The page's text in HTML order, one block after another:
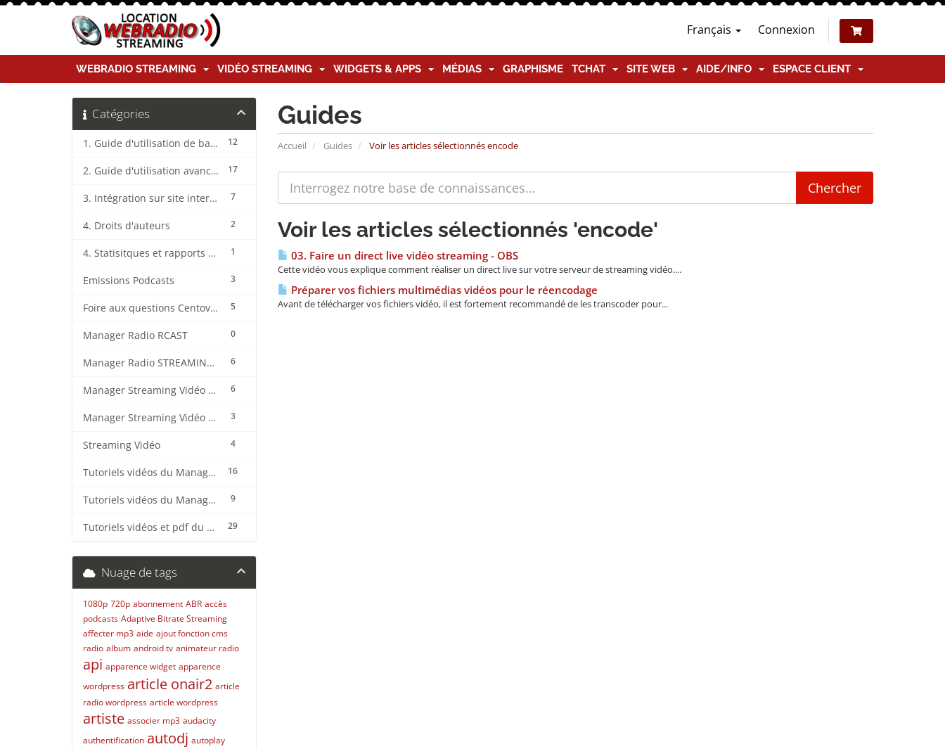
Français Connexion
WEBRADIO STREAMING VIDÉO STREAMING WIDGETS & APPS MÉDIAS GRAPHISME TCHAT SITE WEB AIDE/INFO ESPACE CLIENT
Guides
Accueil Guides Voir les articles sélectionnés encode
Catégories
12
1. Guide d'utilisation de base CentovaCast
17
2. Guide d'utilisation avancée CentovaCast
7
3. Intégration sur site internet CentovaCast
2
4. Droits d'auteurs
1
4. Statisitques et rapports CentovaCast
3
Emissions Podcasts
5
Foire aux questions CentovaCast
0
Manager Radio RCAST
6
Manager Radio STREAMING CENTER
6
Manager Streaming Vidéo TVMCP
3
Manager Streaming Vidéo VDO
4
Streaming Vidéo
16
Tutoriels vidéos du Manager Radio CentovaCast
9
Tutoriels vidéos du Manager Radio STREAMING CENTER
29
Tutoriels vidéos et pdf du CMS Radio Wordpress + OnAir2/Pro.Radio
Voir les articles sélectionnés 'encode'
03. Faire un direct live vidéo streaming - OBS
Cette vidéo vous explique comment réaliser un direct live sur votre serveur de streaming vidéo....
Préparer vos fichiers multimédias vidéos pour le réencodage
Avant de télécharger vos fichiers vidéo, il est fortement recommandé de les transcoder pour...
Nuage de tags
1080p 720p abonnement ABR accès
podcasts Adaptive Bitrate Streaming
affecter mp3 aide ajout fonction cms
radio album android tv animateur radio
api apparence widget apparence
wordpress article onair2 article
radio wordpress article wordpress
artiste associer mp3 audacity
authentification autodj autoplay